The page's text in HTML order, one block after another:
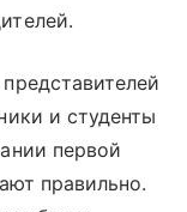
и студенты
первой
правильно.